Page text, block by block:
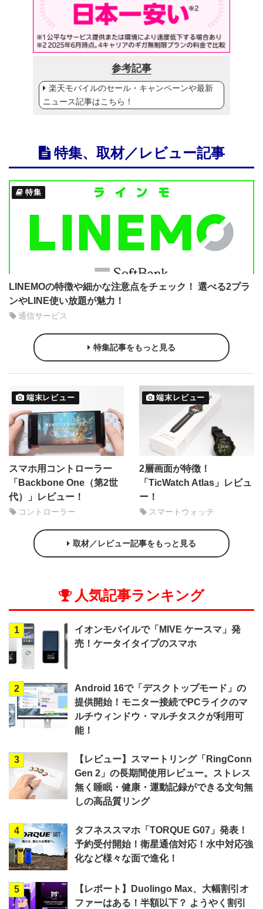
参考記事
楽天モバイルのセール・キャンペーンや最新
ニュース記事はこちら！
特集、取材／レビュー記事
特集
LINEMOの特徴や細かな注意点をチェック！ 選べる2プラ
ンやLINE使い放題が魅力！
通信サービス
特集記事をもっと見る
端末レビュー
スマホ用コントローラー
「Backbone One（第2世
代）」レビュー！
コントローラー
端末レビュー
2層画面が特徴！
「TicWatch Atlas」レビュ
ー！
スマートウォッチ
取材／レビュー記事をもっと見る
人気記事ランキング
1
イオンモバイルで「MIVE ケースマ」発
売！ケータイタイプのスマホ
2
Android 16で「デスクトップモード」の
提供開始！モニター接続でPCライクのマ
ルチウィンドウ・マルチタスクが利用可
能！
3
【レビュー】スマートリング「RingConn
Gen 2」の長期間使用レビュー。ストレス
無く睡眠・健康・運動記録ができる文句無
しの高品質リング
4
タフネススマホ「TORQUE G07」発表！
予約受付開始！衛星通信対応！水中対応強
化など様々な面で進化！
5
【レポート】Duolingo Max、大幅割引オ
ファーはある！半額以下？ ようやく割引